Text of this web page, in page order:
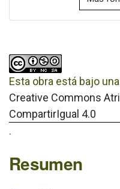
Esta obra está bajo
Creative Commons
CompartirIgual 4.0
.
Resumen